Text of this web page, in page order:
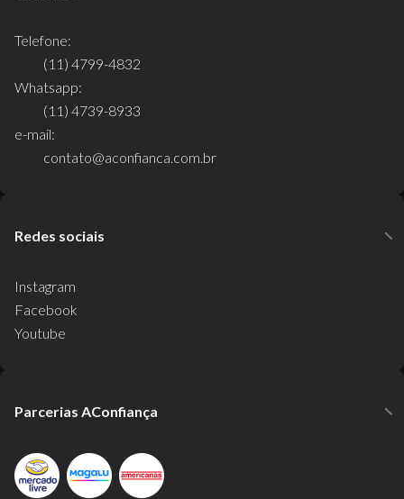
Telefone:
(11) 4799-4832
Whatsapp:
(11) 4739-8933
e-mail:
contato@aconfianca.com.br
Redes sociais
Instagram
Facebook
Youtube
Parcerias AConfiança